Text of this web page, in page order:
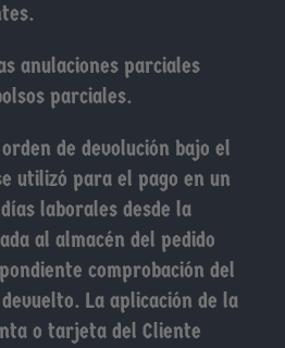
anulaciones parciales
parciales.
de devolución bajo el
utilizó para el pago en un
laborales desde la
al almacén del pedido
comprobación del
La aplicación de la
o tarjeta del Cliente